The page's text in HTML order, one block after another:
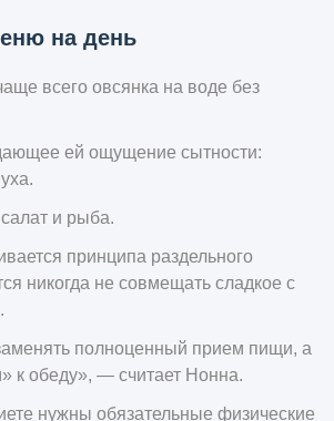
на день
всего овсянка на воде без
ей ощущение сытности:
и рыба.
принципа раздельного
никогда не совмещать сладкое с
полноценный прием пищи, а
к обеду», — считает Нонна.
нужны обязательные физические